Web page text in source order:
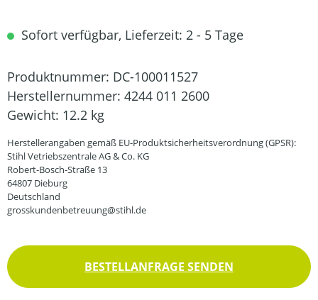
Sofort verfügbar, Lieferzeit: 2 - 5 Tage
Produktnummer: DC-100011527
Herstellernummer: 4244 011 2600
Gewicht: 12.2 kg
Herstellerangaben gemäß EU-Produktsicherheitsverordnung (GPSR):
Stihl Vetriebszentrale AG & Co. KG
Robert-Bosch-Straße 13
64807 Dieburg
Deutschland
grosskundenbetreuung@stihl.de
BESTELLANFRAGE SENDEN